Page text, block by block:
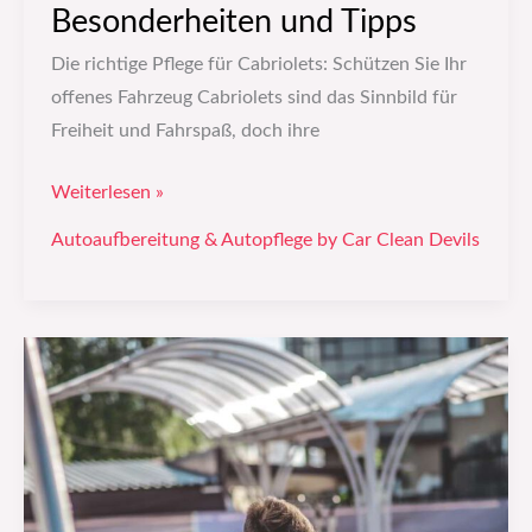
Besonderheiten und Tipps
Die richtige Pflege für Cabriolets: Schützen Sie Ihr
offenes Fahrzeug Cabriolets sind das Sinnbild für
Freiheit und Fahrspaß, doch ihre
Weiterlesen »
Autoaufbereitung & Autopflege by Car Clean Devils
Autowerbung:
Wie
du
sie
planen
solltest